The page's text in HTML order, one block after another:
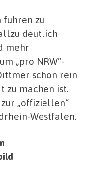
fuhren zu
deutlich
mehr
„pro NRW“-
schon rein
zu machen ist.
„offiziellen“
Westfalen.